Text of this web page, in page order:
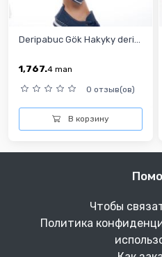
Deripabuc Gök Hakyky deri...
1,767.4 man
0 отзыв(ов)
В корзину
Чтобы
Политика